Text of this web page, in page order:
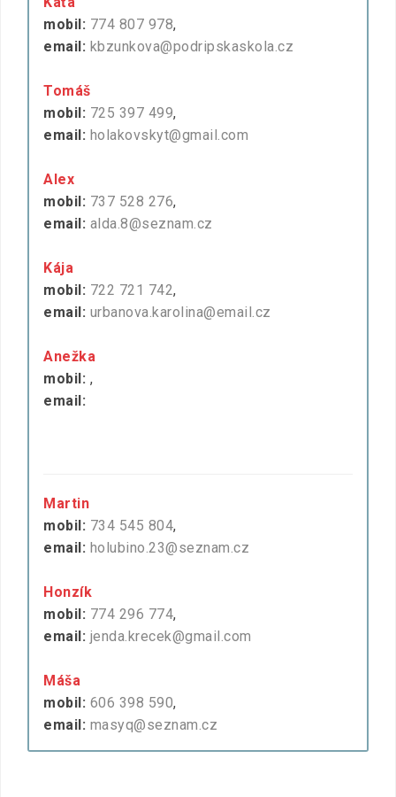
mobil: 774 807 978,
email: kbzunkova@podripskaskola.cz
Tomáš
mobil: 725 397 499,
email: holakovskyt@gmail.com
Alex
mobil: 737 528 276,
email: alda.8@seznam.cz
Kája
mobil: 722 721 742,
email: urbanova.karolina@email.cz
Anežka
mobil: ,
email:
Martin
mobil: 734 545 804,
email: holubino.23@seznam.cz
Honzík
mobil: 774 296 774,
email: jenda.krecek@gmail.com
Máša
mobil: 606 398 590,
email: masyq@seznam.cz